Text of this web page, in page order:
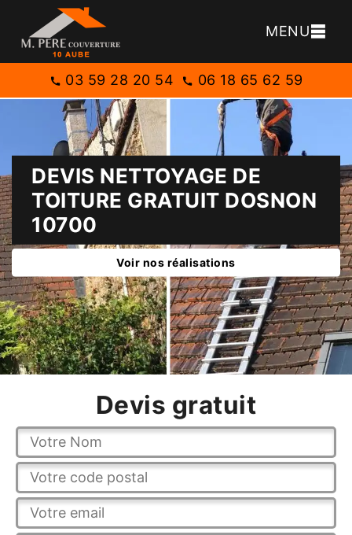
MENU
03 59 28 20 54 06 18 65 62 59
DEVIS NETTOYAGE DE
TOITURE GRATUIT DOSNON
10700
Voir nos réalisations
Devis gratuit